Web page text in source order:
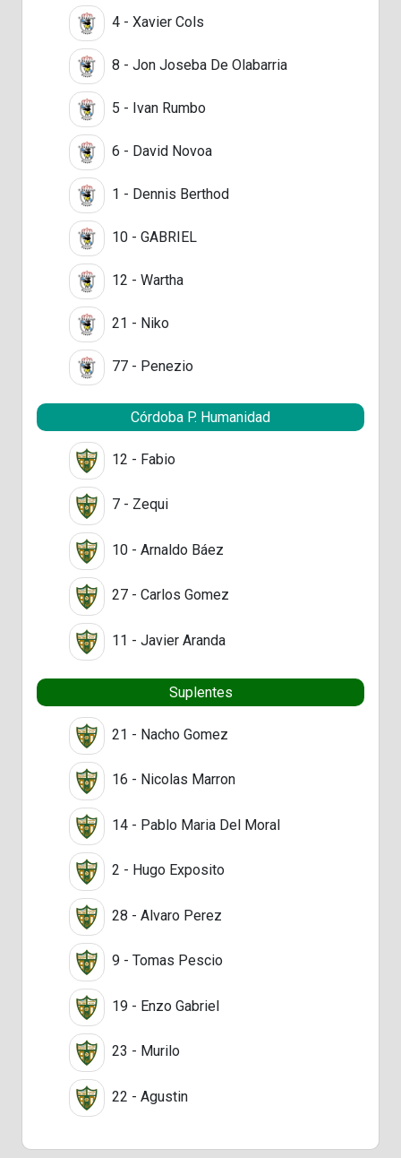
4 - Xavier Cols
8 - Jon Joseba De Olabarria
5 - Ivan Rumbo
6 - David Novoa
1 - Dennis Berthod
10 - GABRIEL
12 - Wartha
21 - Niko
77 - Penezio
Córdoba P. Humanidad
12 - Fabio
7 - Zequi
10 - Arnaldo Báez
27 - Carlos Gomez
11 - Javier Aranda
Suplentes
21 - Nacho Gomez
16 - Nicolas Marron
14 - Pablo Maria Del Moral
2 - Hugo Exposito
28 - Alvaro Perez
9 - Tomas Pescio
19 - Enzo Gabriel
23 - Murilo
22 - Agustin